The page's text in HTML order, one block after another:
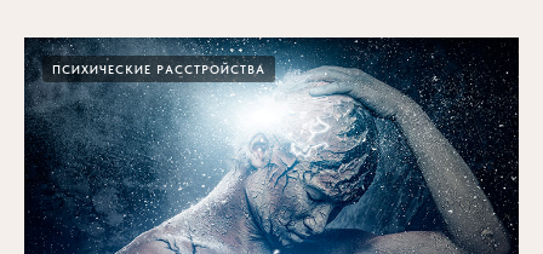
ПСИХИЧЕСКИЕ РАССТРОЙСТВА